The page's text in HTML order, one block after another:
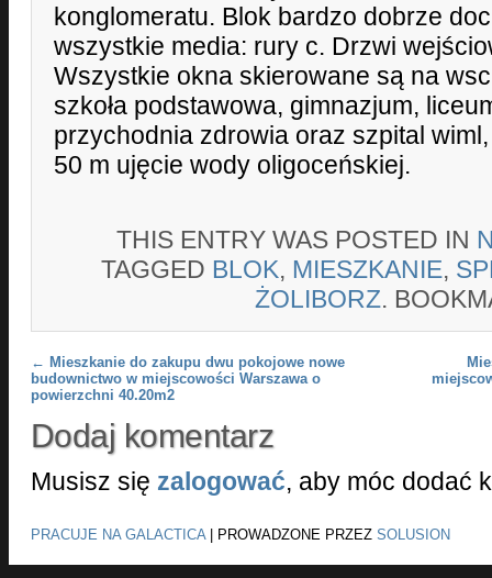
konglomeratu. Blok bardzo dobrze
wszystkie media: rury c. Drzwi
Wszystkie okna skierowane są na
szkoła podstawowa, gimnazjum,
przychodnia zdrowia oraz szpital
50 m ujęcie wody oligoceńskiej.
THIS ENTRY WAS POSTED IN
TAGGED BLOK, MIESZKANIE,
ŻOLIBORZ.
Post navigation
← Mieszkanie do zakupu dwu pokojowe nowe
budownictwo w miejscowości Warszawa o
powierzchni 40.20m2
Dodaj komentarz
Musisz się zalogować, aby móc dodać
PRACUJE NA GALACTICA| PROWADZONE PRZEZ SOLUSION